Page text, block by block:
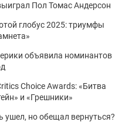
Пол Томас Андерсон
глобус 2025: триумфы
объявила номинантов
Choice Awards: «Битва
и «Грешники»
ушел, но обещал вернуться?